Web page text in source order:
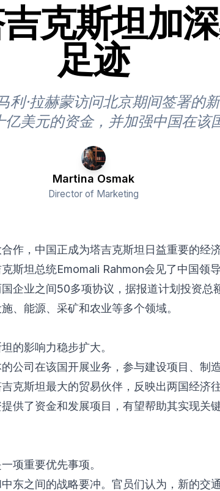
克斯坦加
足迹
利·拉赫蒙访问北京期间签署的
美元的资金，并加强中国在该
Martina Osmak
Director of Marketing
作，中国正成为塔吉克斯坦日益重要的经济
斯坦总统Emomali Rahmon会见了中国领
企业之间50多项协议，据报道计划投资总
、能源、采矿和农业等多个领域。
的影响力稳步扩大。
公司在该国开展业务，参与建设项目、制
克斯坦最大的贸易伙伴，反映出两国经济
供了资金和发展项目，有望帮助其实现关
项重要优先事项。
东之间的战略要冲。官员们认为，新的交